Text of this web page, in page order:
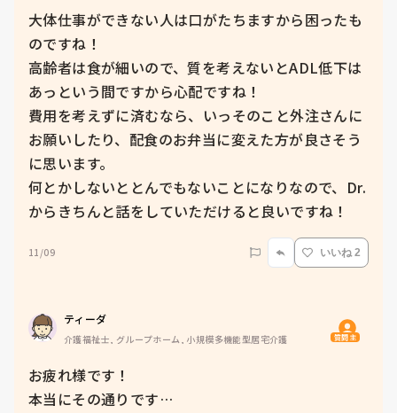
大体仕事ができない人は口がたちますから困ったも
のですね！
高齢者は食が細いので、質を考えないとADL低下は
あっという間ですから心配ですね！
費用を考えずに済むなら、いっそのこと外注さんに
お願いしたり、配食のお弁当に変えた方が良さそう
に思います。
何とかしないととんでもないことになりなので、Dr.
からきちんと話をしていただけると良いですね！
11/09 いいね 2
ティーダ
介護福祉士, グループホーム, 小規模多機能型居宅介護 質問主
お疲れ様です！
本当にその通りです…